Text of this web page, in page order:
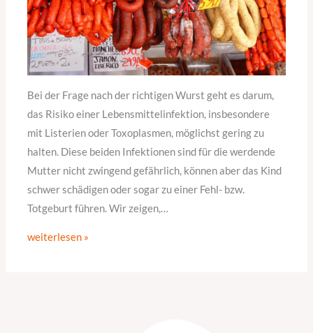
Bei der Frage nach der richtigen Wurst geht es darum,
das Risiko einer Lebensmittelinfektion, insbesondere
mit Listerien oder Toxoplasmen, möglichst gering zu
halten. Diese beiden Infektionen sind für die werdende
Mutter nicht zwingend gefährlich, können aber das Kind
schwer schädigen oder sogar zu einer Fehl- bzw.
Totgeburt führen. Wir zeigen,…
weiterlesen »